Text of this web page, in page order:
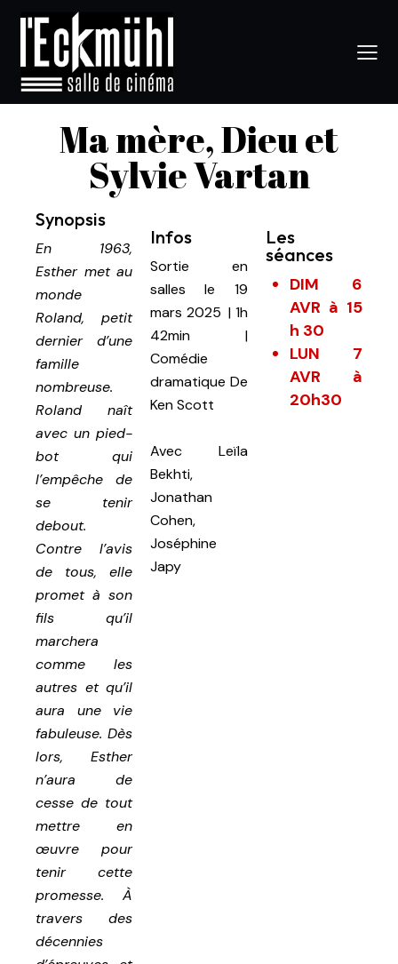
Ma mère, Dieu et
Sylvie Vartan
Synopsis
En 1963,
Esther met au
monde
Roland, petit
dernier d’une
famille
nombreuse.
Roland naît
avec un pied-
bot qui
l’empêche de
se tenir
debout.
Contre l’avis
de tous, elle
promet à son
fils qu’il
marchera
comme les
autres et qu’il
aura une vie
fabuleuse. Dès
lors, Esther
n’aura de
cesse de tout
mettre en
œuvre pour
tenir cette
promesse. À
travers des
décennies
Infos
Sortie en
salles le 19
mars 2025| 1h
42min |
Comédie
dramatique De
Ken Scott
Avec Leïla
Bekhti,
Jonathan
Cohen,
Joséphine
Japy
Les
séances
DIM 6
AVR à 15
h 30
LUN 7
AVR à
20h30